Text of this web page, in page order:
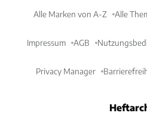
Alle Marken von A-Z Alle
Impressum AGB
Privacy Manager